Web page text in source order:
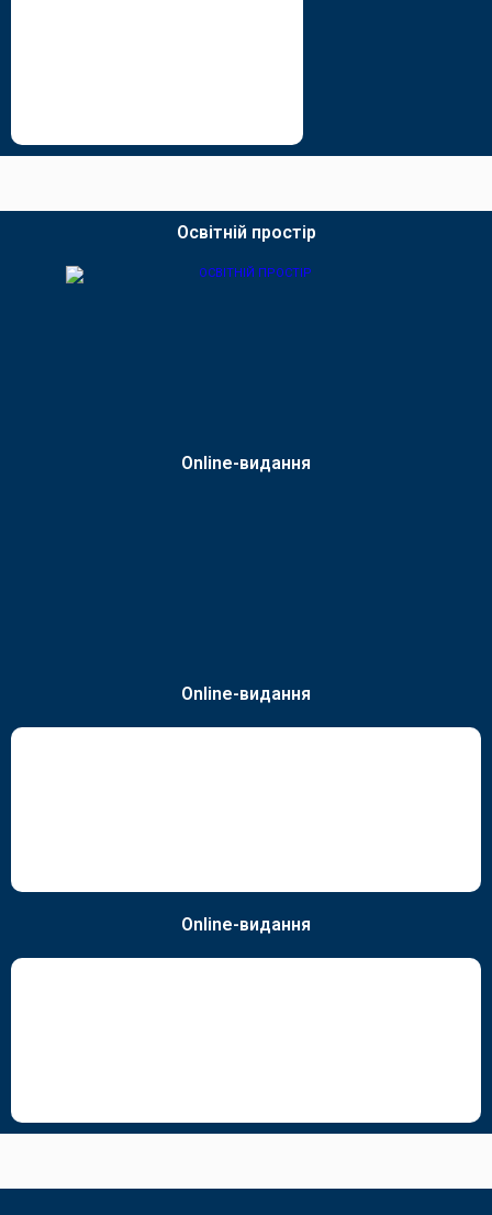
Освітній простір
Online-видання
Online-видання
Online-видання